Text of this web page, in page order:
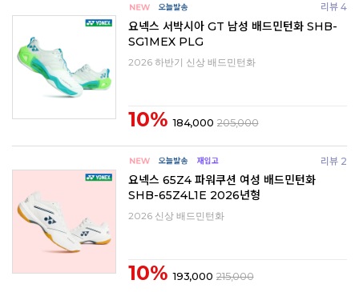
리뷰 4
요넥스 서박시아 GT 남성 배드민턴화 SHB-
SG1MEX PLG
2026 하반기 신상 배드민턴화
10% 184,000 205,000
리뷰 2
요넥스 65Z4 파워쿠션 여성 배드민턴화
SHB-65Z4L1E 2026년형
2026 신상 배드민턴화
10% 193,000 215,000